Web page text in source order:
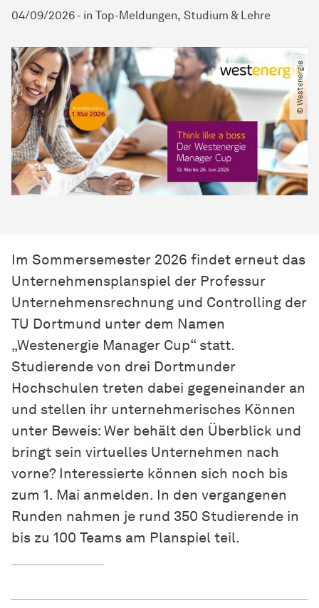
04/09/2026 - in Top-Meldungen Studium & Lehre
© Westenergie
Im Sommersemester 2026 findet erneut das
Unternehmensplanspiel der Professur
Unternehmensrechnung und Controlling der
TU Dortmund unter dem Namen
„Westenergie Manager Cup“ statt.
Studierende von drei Dortmunder
Hochschulen treten dabei gegeneinander an
und stellen ihr unternehmerisches Können
unter Beweis: Wer behält den Überblick und
bringt sein virtuelles Unternehmen nach
vorne? Interessierte können sich noch bis
zum 1. Mai anmelden. In den vergangenen
Runden nahmen je rund 350 Studierende in
bis zu 100 Teams am Planspiel teil.